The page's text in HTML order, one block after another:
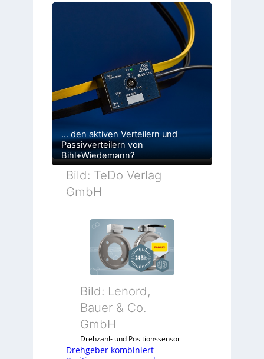
… den aktiven Verteilern und
Passivverteilern von
Bihl+Wiedemann?
Bild: TeDo Verlag
GmbH
Bild: Lenord,
Bauer & Co.
GmbH
Drehzahl- und Positionssensor
Drehgeber kombiniert